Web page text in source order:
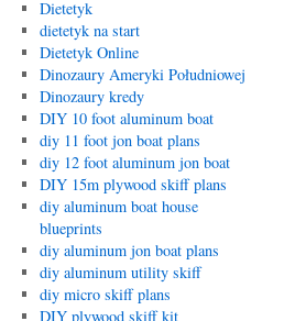
Dietetyk
dietetyk na start
Dietetyk Online
Dinozaury Ameryki Południowej
Dinozaury kredy
DIY 10 foot aluminum boat
diy 11 foot jon boat plans
diy 12 foot aluminum jon boat
DIY 15m plywood skiff plans
diy aluminum boat house
blueprints
diy aluminum jon boat plans
diy aluminum utility skiff
diy micro skiff plans
DIY plywood skiff kit